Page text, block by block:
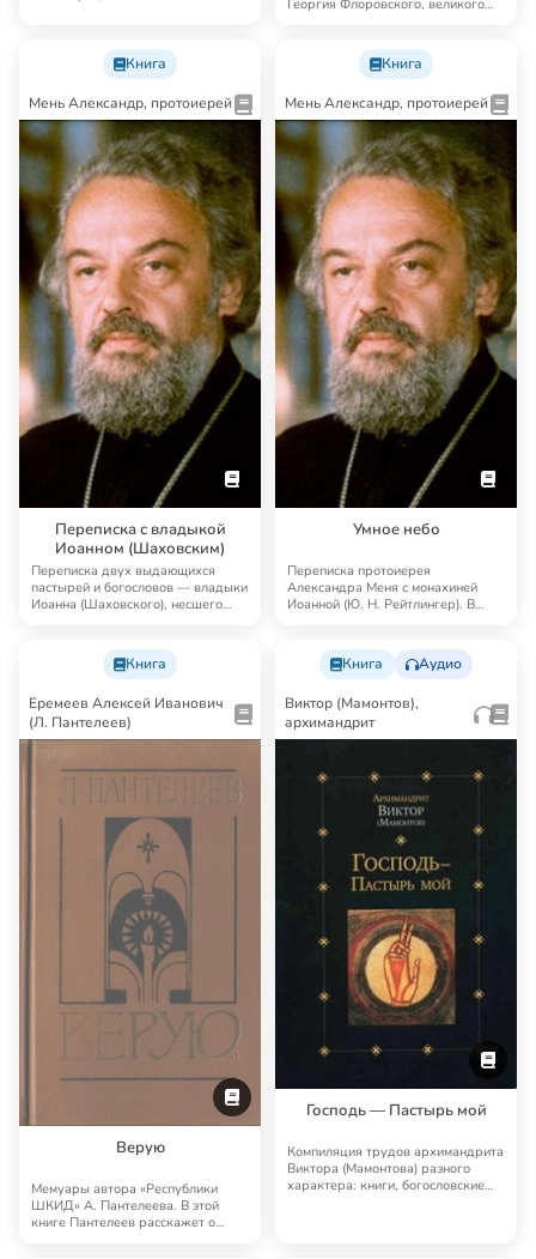
Георгия Флоровского, великого
Книга
Мень Александр, протоиерей
Переписка с владыкой
Иоанном (Шаховским)
Переписка двух выдающихся
пастырей и богословов — владыки
Иоанна (Шаховского), несшего
Книга
Мень Александр, протоиерей
Умное небо
Переписка протоиерея
Александра Меня с монахиней
Иоанной (Ю. Н. Рейтлингер). В
Книга
Еремеев Алексей Иванович
(Л. Пантелеев)
Верую
Мемуары автора «Республики
ШКИД» А. Пантелеева. В этой
книге Пантелеев расскажет о
Книга Аудио
Виктор (Мамонтов),
архимандрит
Господь — Пастырь мой
Компиляция трудов архимандрита
Виктора (Мамонтова) разного
характера: книги, богословские